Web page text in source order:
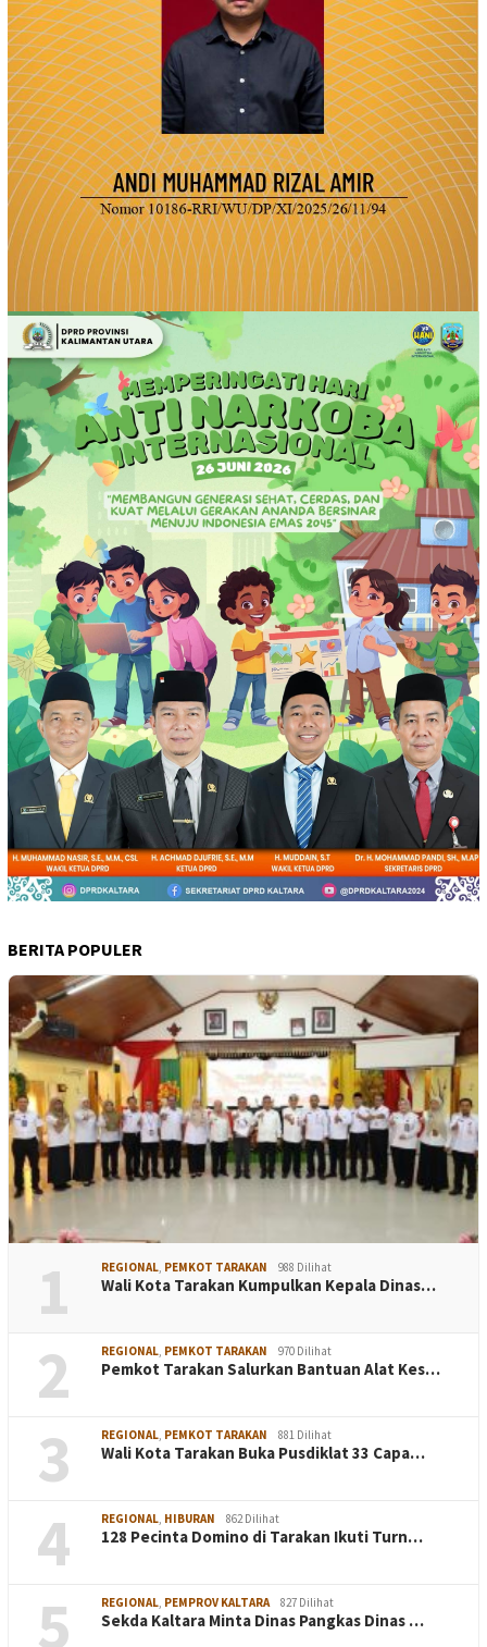
BERITA POPULER
1 REGIONAL, PEMKOT TARAKAN 988 Dilihat
Wali Kota Tarakan Kumpulkan Kepala Dinas…
2 REGIONAL, PEMKOT TARAKAN 970 Dilihat
Pemkot Tarakan Salurkan Bantuan Alat Kes…
3 REGIONAL, PEMKOT TARAKAN 881 Dilihat
Wali Kota Tarakan Buka Pusdiklat 33 Capa…
4 REGIONAL, HIBURAN 862 Dilihat
128 Pecinta Domino di Tarakan Ikuti Turn…
5 REGIONAL, PEMPROV KALTARA 827 Dilihat
Sekda Kaltara Minta Dinas Pangkas Dinas …